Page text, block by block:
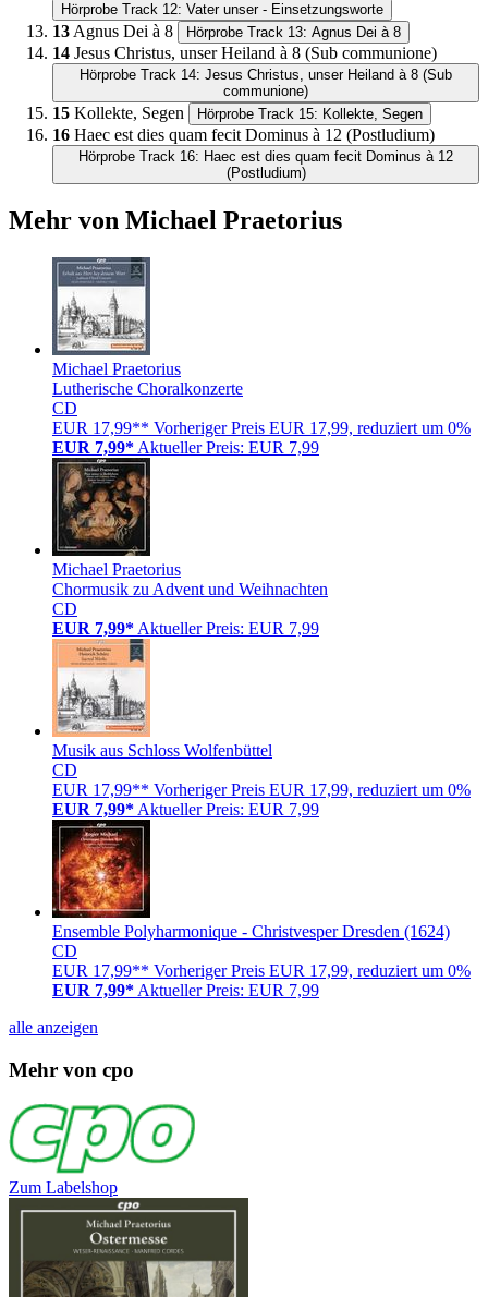
Hörprobe Track 12: Vater unser - Einsetzungsworte
13 Agnus Dei à 8 Hörprobe Track 13: Agnus Dei à 8
14 Jesus Christus, unser Heiland à 8 (Sub communione)
Hörprobe Track 14: Jesus Christus, unser Heiland à 8 (Sub
communione)
15 Kollekte, Segen Hörprobe Track 15: Kollekte, Segen
16 Haec est dies quam fecit Dominus à 12 (Postludium)
Hörprobe Track 16: Haec est dies quam fecit Dominus à 12
(Postludium)
Mehr von Michael Praetorius
Michael Praetorius
Lutherische Choralkonzerte
CD
EUR 17,99** Vorheriger Preis EUR 17,99, reduziert um 0%
EUR 7,99* Aktueller Preis: EUR 7,99
Michael Praetorius
Chormusik zu Advent und Weihnachten
CD
EUR 7,99* Aktueller Preis: EUR 7,99
Musik aus Schloss Wolfenbüttel
CD
EUR 17,99** Vorheriger Preis EUR 17,99, reduziert um 0%
EUR 7,99* Aktueller Preis: EUR 7,99
Ensemble Polyharmonique - Christvesper Dresden (1624)
CD
EUR 17,99** Vorheriger Preis EUR 17,99, reduziert um 0%
EUR 7,99* Aktueller Preis: EUR 7,99
alle anzeigen
Mehr von cpo
Zum Labelshop